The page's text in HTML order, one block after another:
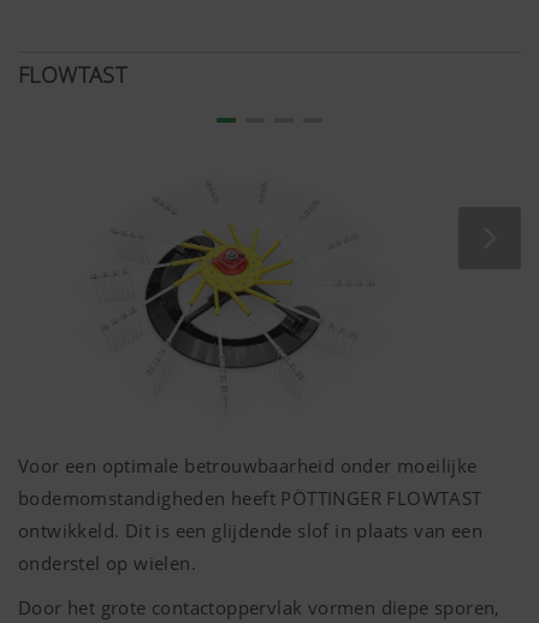
FLOWTAST
Voor een optimale betrouwbaarheid onder moeilijke
bodemomstandigheden heeft PÖTTINGER FLOWTAST
ontwikkeld. Dit is een glijdende slof in plaats van een
onderstel op wielen.
Door het grote contactoppervlak vormen diepe sporen,